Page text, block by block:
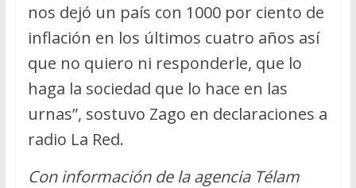
nos dejó un país con 1000 por ciento de
inflación en los últimos cuatro años así
que no quiero ni responderle, que lo
haga la sociedad que lo hace en las
urnas”, sostuvo Zago en declaraciones a
radio La Red.
Con información de la agencia Télam